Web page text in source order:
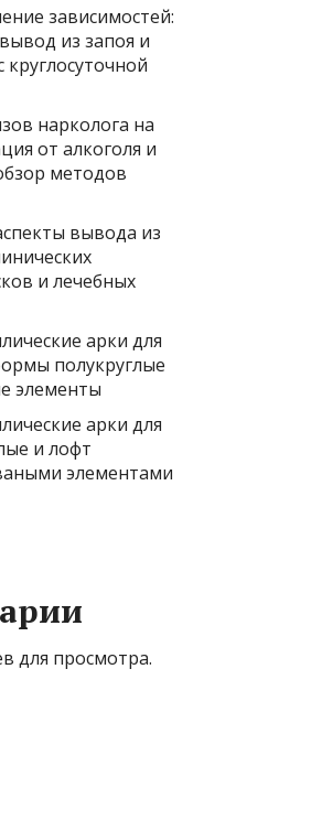
зависимостей:
из запоя и
круглосуточной
нарколога на
от алкоголя и
методов
вывода из
и лечебных
арки для
полукруглые
элементы
арки для
и лофт
элементами
для просмотра.